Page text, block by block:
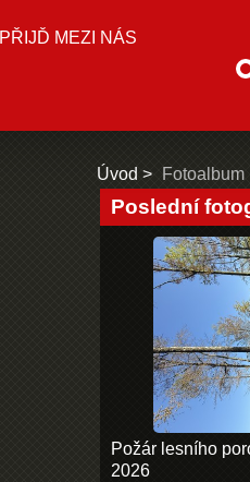
PŘIJĎ MEZI NÁS
Úvod Fotoalbum
Poslední
Požár lesního
2026